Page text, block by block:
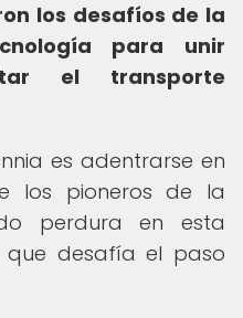
los desafíos de la
para unir
el transporte
es adentrarse en
los pioneros de la
perdura en esta
que desafía el paso